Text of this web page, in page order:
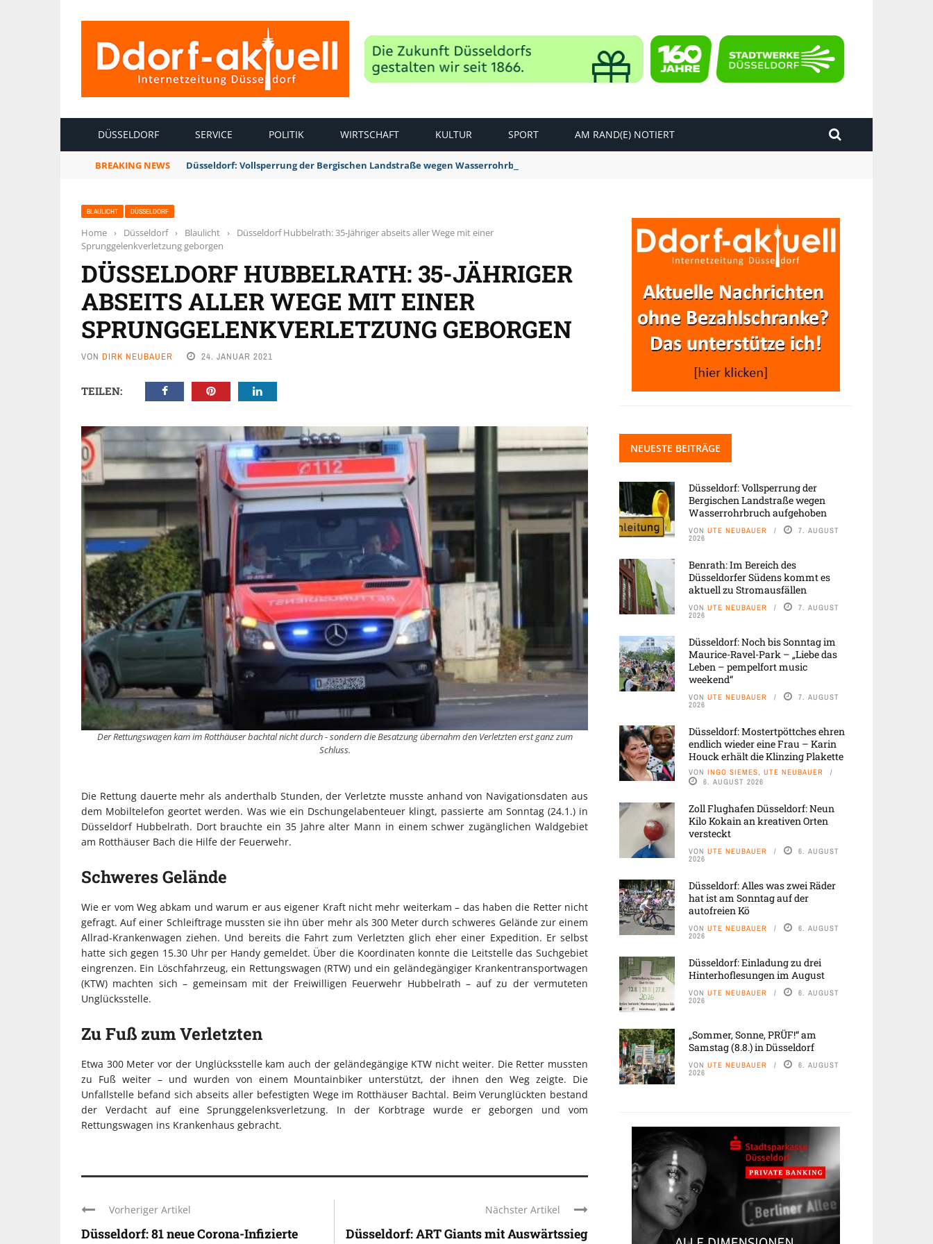
DÜSSELDORF SERVICE POLITIK WIRTSCHAFT KULTUR SPORT AM RAND(E) NOTIERT
BREAKING NEWS Düsseldorf: Vollsperrung der Bergischen Landstraße wegen Wasserrohrbruch aufgehoben
BLAULICHT DÜSSELDORF
Home › Düsseldorf › Blaulicht ›
Düsseldorf Hubbelrath: 35-Jähriger abseits aller Wege mit einer
Sprunggelenkverletzung geborgen
DÜSSELDORF HUBBELRATH: 35-JÄHRIGER
ABSEITS ALLER WEGE MIT EINER
SPRUNGGELENKVERLETZUNG GEBORGEN
VON DIRK NEUBAUER 24. JANUAR 2021
TEILEN:
Der Rettungswagen kam im Rotthäuser bachtal nicht durch - sondern die Besatzung übernahm den Verletzten erst ganz zum
Schluss.
Die Rettung dauerte mehr als anderthalb Stunden, der Verletzte musste anhand von Navigationsdaten aus
dem Mobiltelefon geortet werden. Was wie ein Dschungelabenteuer klingt, passierte am Sonntag (24.1.) in
Düsseldorf Hubbelrath. Dort brauchte ein 35 Jahre alter Mann in einem schwer zugänglichen Waldgebiet
am Rotthäuser Bach die Hilfe der Feuerwehr.
Schweres Gelände
Wie er vom Weg abkam und warum er aus eigener Kraft nicht mehr weiterkam – das haben die Retter nicht
gefragt. Auf einer Schleiftrage mussten sie ihn über mehr als 300 Meter durch schweres Gelände zur einem
Allrad-Krankenwagen ziehen. Und bereits die Fahrt zum Verletzten glich eher einer Expedition. Er selbst
hatte sich gegen 15.30 Uhr per Handy gemeldet. Über die Koordinaten konnte die Leitstelle das Suchgebiet
eingrenzen. Ein Löschfahrzeug, ein Rettungswagen (RTW) und ein geländegängiger Krankentransportwagen
(KTW) machten sich – gemeinsam mit der Freiwilligen Feuerwehr Hubbelrath – auf zu der vermuteten
Unglücksstelle.
Zu Fuß zum Verletzten
Etwa 300 Meter vor der Unglücksstelle kam auch der geländegängige KTW nicht weiter. Die Retter mussten
zu Fuß weiter – und wurden von einem Mountainbiker unterstützt, der ihnen den Weg zeigte. Die
Unfallstelle befand sich abseits aller befestigten Wege im Rotthäuser Bachtal. Beim Verunglückten bestand
der Verdacht auf eine Sprunggelenksverletzung. In der Korbtrage wurde er geborgen und vom
Rettungswagen ins Krankenhaus gebracht.
Vorheriger Artikel
Düsseldorf: 81 neue Corona-Infizierte
Nächster Artikel
Düsseldorf: ART Giants mit Auswärtssieg
NEUESTE BEITRÄGE
Düsseldorf: Vollsperrung der
Bergischen Landstraße wegen
Wasserrohrbruch aufgehoben
VON UTE NEUBAUER 7. AUGUST
2026
Benrath: Im Bereich des
Düsseldorfer Südens kommt es
aktuell zu Stromausfällen
VON UTE NEUBAUER 7. AUGUST
2026
Düsseldorf: Noch bis Sonntag im
Maurice-Ravel-Park – „Liebe das
Leben – pempelfort music
weekend“
VON UTE NEUBAUER 7. AUGUST
2026
Düsseldorf: Mostertpöttches ehren
endlich wieder eine Frau – Karin
Houck erhält die Klinzing Plakette
VON INGO SIEMES, UTE NEUBAUER
6. AUGUST 2026
Zoll Flughafen Düsseldorf: Neun
Kilo Kokain an kreativen Orten
versteckt
VON UTE NEUBAUER 6. AUGUST
2026
Düsseldorf: Alles was zwei Räder
hat ist am Sonntag auf der
autofreien Kö
VON UTE NEUBAUER 6. AUGUST
2026
Düsseldorf: Einladung zu drei
Hinterhoflesungen im August
VON UTE NEUBAUER 6. AUGUST
2026
„Sommer, Sonne, PRÜF!“ am
Samstag (8.8.) in Düsseldorf
VON UTE NEUBAUER 6. AUGUST
2026